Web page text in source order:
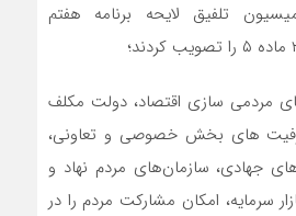
تلفیق لایحه برنامه هفتم
در راستای مردمی سازی اقتصاد، دولت مکلف
های بخش خصوصی و تعاونی،
جهادی، سازمان‌های مردم نهاد و
سرمایه، امکان مشارکت مردم را در